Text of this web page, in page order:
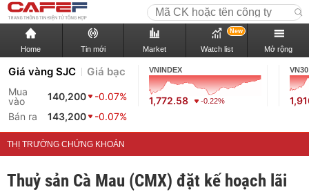
Home Tin mới Market Watch list
New
Mở rộng
Giá vàng SJC Giá bạc
Mua
vào
140,200
-0.07%
Bán ra
143,200 -0.07%
VNINDEX
1,772.58 -0.22%
VN30
THỊ TRƯỜNG CHỨNG KHOÁN
Thuỷ sản Cà Mau (CMX) đặt kế hoạch lãi